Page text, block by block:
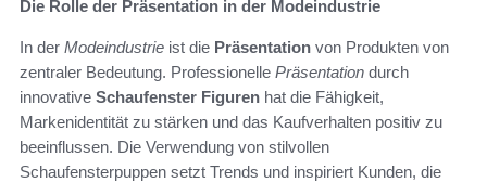
Die Rolle der Präsentation in der Modeindustrie
In der Modeindustrie ist die Präsentation von Produkten von
zentraler Bedeutung. Professionelle Präsentation durch
innovative Schaufenster Figuren hat die Fähigkeit,
Markenidentität zu stärken und das Kaufverhalten positiv zu
beeinflussen. Die Verwendung von stilvollen
Schaufensterpuppen setzt Trends und inspiriert Kunden, die